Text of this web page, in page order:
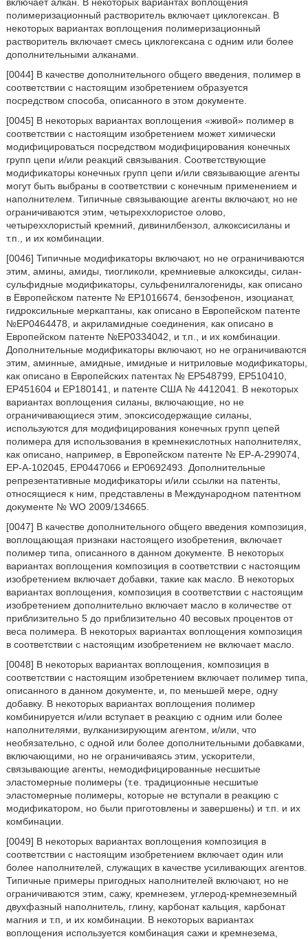
полимеризационный растворитель включает циклогексан. В
некоторых вариантах воплощения полимеризационный
растворитель включает смесь циклогексана с одним или более
дополнительными алканами.
[0044] В качестве дополнительного общего введения, полимер в
соответствии с настоящим изобретением образуется
посредством способа, описанного в этом документе.
[0045] В некоторых вариантах воплощения «живой» полимер в
соответствии с настоящим изобретением может химически
модифицироваться посредством модифицирования конечных
групп цепи и/или реакций связывания. Соответствующие
модификаторы конечных групп цепи и/или связывающие агенты
могут быть выбраны в соответствии с конечным применением и
наполнителем. Типичные связывающие агенты включают, но не
ограничиваются этим, четыреххлористое олово,
четыреххлористый кремний, дивинилбензол, алкоксисиланы и
т.п., и их комбинации.
[0046] Типичные модификаторы включают, но не ограничиваются
этим, амины, амиды, тиогликоли, кремниевые алкоксиды, силан-
сульфидные модификаторы, сульфенилгалогениды, как описано
в Европейском патенте № EP1016674, бензофенон, изоцианат,
гидроксильные меркаптаны, как описано в Европейском патенте
№EP0464478, и акриламидные соединения, как описано в
Европейском патенте №EP0334042, и т.п., и их комбинации.
Дополнительные модификаторы включают, но не ограничиваются
этим, аминные, амидные, имидные и нитриловые модификаторы,
как описано в Европейских патентах № EP548799, EP510410,
EP451604 и EP180141, и патенте США № 4412041. В некоторых
вариантах воплощения силаны, включающие, но не
ограничивающиеся этим, эпоксисодержащие силаны,
используются для модифицирования конечных групп цепей
полимера для использования в кремнекислотных наполнителях,
как описано, например, в Европейском патенте № EP-A-299074,
EP-A-102045, EP0447066 и EP0692493. Дополнительные
репрезентативные модификаторы и/или ссылки на патенты,
относящиеся к ним, представлены в Международном патентном
документе № WO 2009/134665.
[0047] В качестве дополнительного общего введения композиция,
воплощающая признаки настоящего изобретения, включает
полимер типа, описанного в данном документе. В некоторых
вариантах воплощения композиция в соответствии с настоящим
изобретением включает добавки, такие как масло. В некоторых
вариантах воплощения, композиция в соответствии с настоящим
изобретением дополнительно включает масло в количестве от
приблизительно 5 до приблизительно 40 весовых процентов от
веса полимера. В некоторых вариантах воплощения композиция
в соответствии с настоящим изобретением не включает масло.
[0048] В некоторых вариантах воплощения, композиция в
соответствии с настоящим изобретением включает полимер типа,
описанного в данном документе, и, по меньшей мере, одну
добавку. В некоторых вариантах воплощения полимер
комбинируется и/или вступает в реакцию с одним или более
наполнителями, вулканизирующим агентом, и/или, что
необязательно, с одной или более дополнительными добавками,
включающими, но не ограничиваясь этим, ускорители,
связывающие агенты, немодифицированные несшитые
эластомерные полимеры (т.е. традиционные несшитые
эластомерные полимеры, которые не вступали в реакцию с
модификатором, но были приготовлены и завершены) и т.п. и их
комбинации.
[0049] В некоторых вариантах воплощения композиция в
соответствии с настоящим изобретением включает один или
более наполнителей, служащих в качестве усиливающих агентов.
Типичные примеры пригодных наполнителей включают, но не
ограничиваются этим, сажу, кремнезем, углерод-кремнеземный
двухфазный наполнитель, глину, карбонат кальция, карбонат
магния и т.п, и их комбинации. В некоторых вариантах
воплощения используется комбинация сажи и кремнезема,